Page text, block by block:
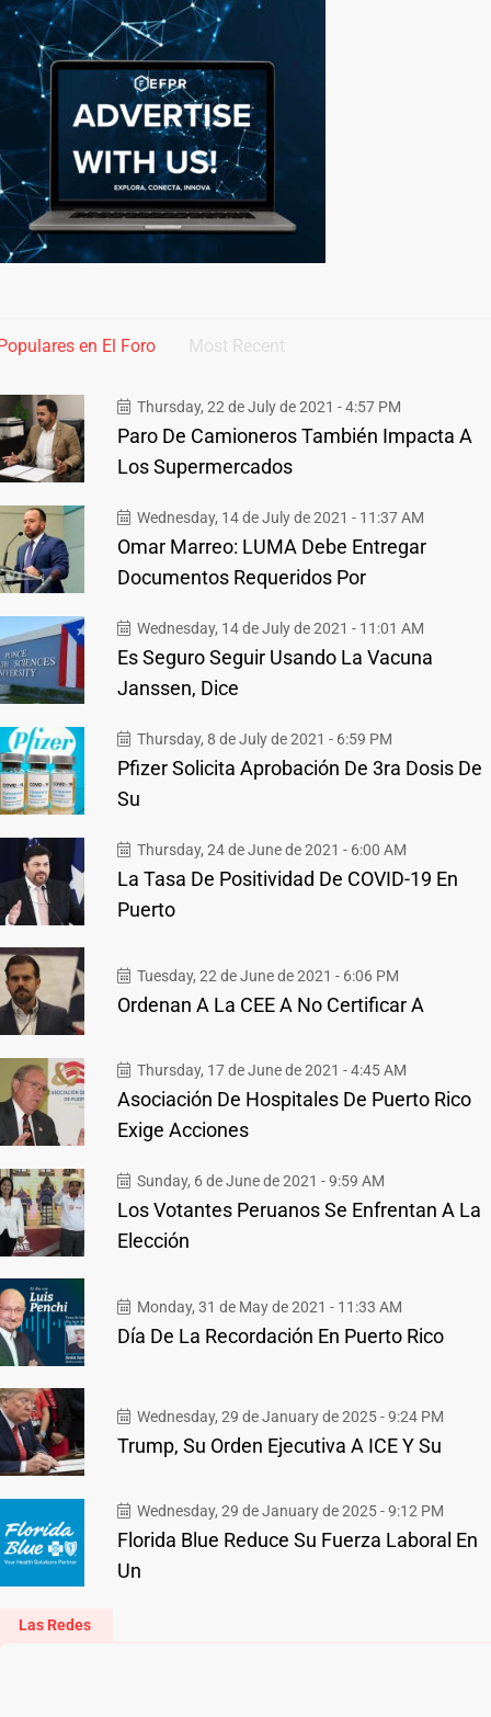
en El Foro Most Recent
Thursday, 22 de July de 2021 - 4:57 PM
Paro De Camioneros También Impacta A
Los Supermercados
Wednesday, 14 de July de 2021 - 11:37 AM
Omar Marreo: LUMA Debe Entregar
Documentos Requeridos Por
Wednesday, 14 de July de 2021 - 11:01 AM
Es Seguro Seguir Usando La Vacuna
Janssen, Dice
Thursday, 8 de July de 2021 - 6:59 PM
Pfizer Solicita Aprobación De 3ra Dosis De
Su
Thursday, 24 de June de 2021 - 6:00 AM
La Tasa De Positividad De COVID-19 En
Puerto
Tuesday, 22 de June de 2021 - 6:06 PM
Ordenan A La CEE A No Certificar A
Thursday, 17 de June de 2021 - 4:45 AM
Asociación De Hospitales De Puerto Rico
Exige Acciones
Sunday, 6 de June de 2021 - 9:59 AM
Los Votantes Peruanos Se Enfrentan A La
Elección
Monday, 31 de May de 2021 - 11:33 AM
Día De La Recordación En Puerto Rico
Wednesday, 29 de January de 2025 - 9:24 PM
Trump, Su Orden Ejecutiva A ICE Y Su
Wednesday, 29 de January de 2025 - 9:12 PM
Florida Blue Reduce Su Fuerza Laboral En
Un
Las Redes